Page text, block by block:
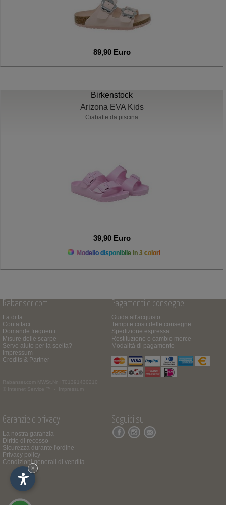
89,90 Euro
Birkenstock
Arizona EVA Kids
Ciabatte da piscina
39,90 Euro
Modello disponibile in 3 colori
Rabanser.com
La ditta
Contattaci
Domande frequenti
Misure delle scarpe
Serve aiuto per la scelta?
Impressum
Credits & Partner
Rabanser.com
MWSt.Nr. IT01391430210
© Internet Service ™ -
Impressum
Pagamenti e consegne
Guida all'acquisto
Tempi e costi delle consegne
Spedizione espressa
Restituzione o cambio merce
Modalità di pagamento
Garanzie e privacy
La nostra garanzia
Diritto di recesso
Sicurezza durante l'ordine
Privacy policy
Condizioni generali di vendita
Seguici su
×